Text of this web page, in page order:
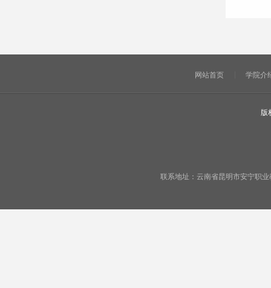
网站首页 学院介
版
联系地址：云南省昆明市安宁职